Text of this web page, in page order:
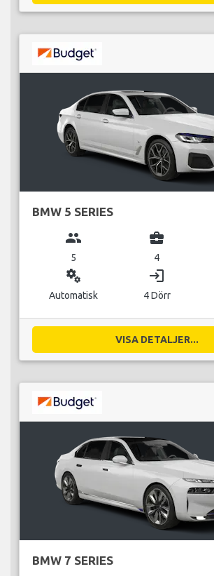
BMW 5 SERIES
group
5
business_center
4
miscellaneous_services
Automatisk
login
4 Dörr
VISA DETALJER...
BMW 7 SERIES